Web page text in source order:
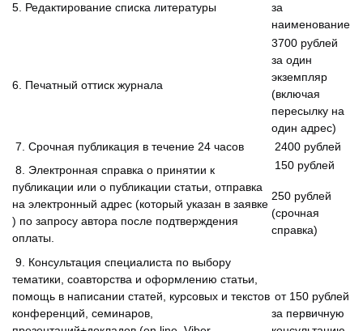
5. Редактирование списка литературы
за
наименование
6. Печатный оттиск журнала
3700 рублей
за один
экземпляр
(включая
пересылку на
один адрес)
7. Срочная публикация в течение 24 часов
2400 рублей
8. Электронная справка о принятии к
публикации или о публикации статьи, отправка
на электронный адрес (который указан в заявке
) по запросу автора после подтверждения
оплаты.
150 рублей
250 рублей
(срочная
справка)
9. Консультация специалиста по выбору
тематики, соавторства и оформлению статьи,
помощь в написании статей, курсовых и текстов
конференций, семинаров,
от 150 рублей
за первичную